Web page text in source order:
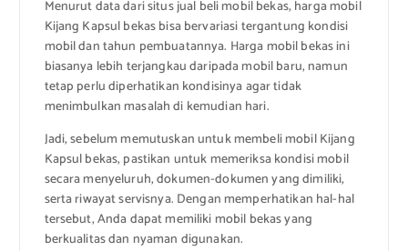
Menurut data dari situs jual beli mobil bekas, harga mobil
Kijang Kapsul bekas bisa bervariasi tergantung kondisi
mobil dan tahun pembuatannya. Harga mobil bekas ini
biasanya lebih terjangkau daripada mobil baru, namun
tetap perlu diperhatikan kondisinya agar tidak
menimbulkan masalah di kemudian hari.
Jadi, sebelum memutuskan untuk membeli mobil Kijang
Kapsul bekas, pastikan untuk memeriksa kondisi mobil
secara menyeluruh, dokumen-dokumen yang dimiliki,
serta riwayat servisnya. Dengan memperhatikan hal-hal
tersebut, Anda dapat memiliki mobil bekas yang
berkualitas dan nyaman digunakan.